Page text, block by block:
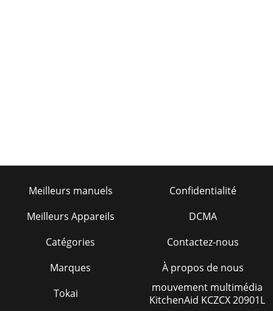
Meilleurs manuels
Meilleurs Appareils
Catégories
Marques
Confidentialité
DCMA
Contactez-nous
À propos de nous
Tokai
mouvement multimédia
KitchenAid KCZCX 20901L